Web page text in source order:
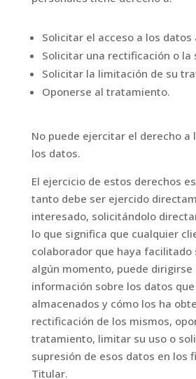
Solicitar el acceso a los datos
Solicitar una rectificación o la
Solicitar la limitación de su
Oponerse al tratamiento.
No puede ejercitar el derecho a
los datos.
El ejercicio de estos derechos
tanto debe ser ejercido
interesado, solicitándolo
lo que significa que cualquier
colaborador que haya facilitado
algún momento, puede
información sobre los datos
almacenados y cómo los ha
rectificación de los mismos,
tratamiento, limitar su uso o
supresión de esos datos en los
Titular.